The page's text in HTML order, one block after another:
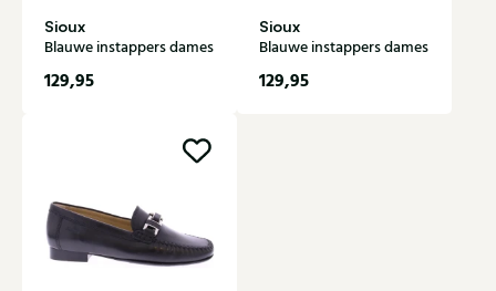
Sioux
Blauwe instappers dames
129,95
Sioux
Blauwe instappers dames
129,95